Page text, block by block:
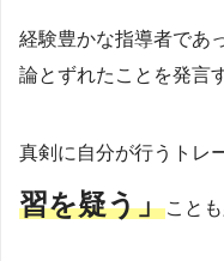
経験豊かな指導者であ
論とずれたことを発言
真剣に自分が行うトレ
習を疑う」こと